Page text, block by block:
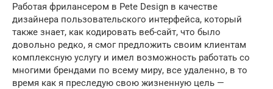
Работая фрилансером в Pete Design в качестве
дизайнера пользовательского интерфейса, который
также знает, как кодировать веб-сайт, что было
довольно редко, я смог предложить своим клиентам
комплексную услугу и имел возможность работать со
многими брендами по всему миру, все удаленно, в то
время как я преследую свою жизненную цель —